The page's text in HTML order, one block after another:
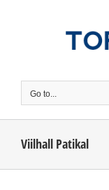
Go to...
Viilhall Patikal